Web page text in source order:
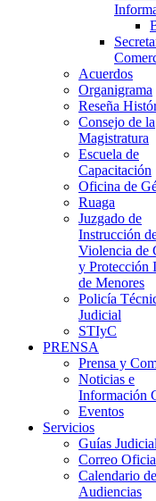
Acuerdos
Organigrama
Reseña
Consejo de la
Magistratura
Escuela de
Capacitación
Oficina de
Ruaga
Juzgado de
Instrucción
Violencia de
y Protección
de Menores
Policía
Judicial
STIyC
PRENSA
Prensa y
Noticias e
Información
Eventos
Servicios
Guías
Correo
Calendario de
Audiencias